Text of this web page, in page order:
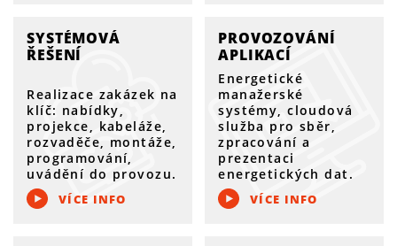
SYSTÉMOVÁ
ŘEŠENÍ
Realizace zakázek na
klíč: nabídky,
projekce, kabeláže,
rozvaděče, montáže,
programování,
uvádění do provozu.
VÍCE INFO
PROVOZOVÁNÍ
APLIKACÍ
Energetické
manažerské
systémy, cloudová
služba pro sběr,
zpracování a
prezentaci
energetických dat.
VÍCE INFO